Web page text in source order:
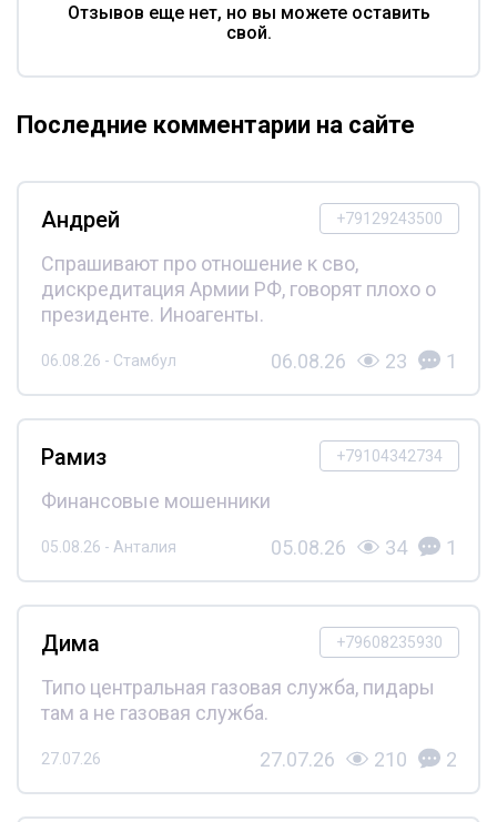
Отзывов еще нет, но вы можете оставить
свой.
Последние комментарии на сайте
+79129243500
Андрей
Спрашивают про отношение к сво,
дискредитация Армии РФ, говорят плохо о
президенте. Иноагенты.
06.08.26 - Стамбул 06.08.26 23 1
+79104342734
Рамиз
Финансовые мошенники
05.08.26 - Анталия 05.08.26 34 1
+79608235930
Дима
Типо центральная газовая служба, пидары
там а не газовая служба.
27.07.26 27.07.26 210 2